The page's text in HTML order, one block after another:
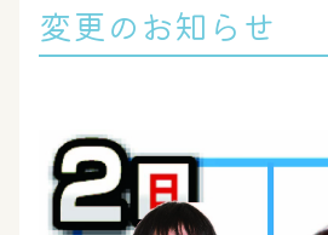
変更のお知らせ